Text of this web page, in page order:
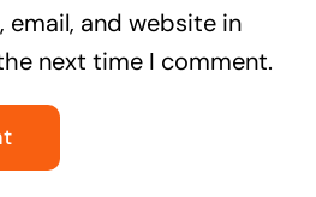
email, and website in
next time I comment.